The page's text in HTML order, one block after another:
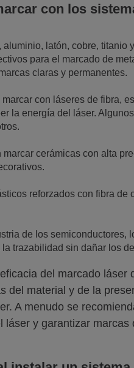
con los
latón, cobre, titanio
para el marcado de
claras y permanentes.
con láseres de fibra,
la energía del láser.
cerámicas con alta
reforzados con fibra de
de los semiconductores,
trazabilidad sin dañar los
del marcado láser
del material y de la
A menudo se
y garantizar marcas